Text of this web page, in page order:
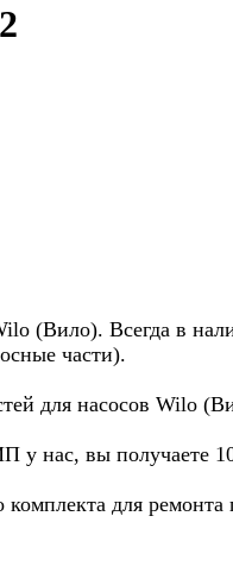
(Вило). Всегда в
части).
для насосов Wilo
у нас, вы получаете
для